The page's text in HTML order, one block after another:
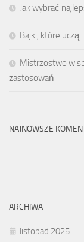
Jak wybrać
Bajki, które uczą
Mistrzostwo w
zastosowań
NAJNOWSZE
ARCHIWA
listopad 2025